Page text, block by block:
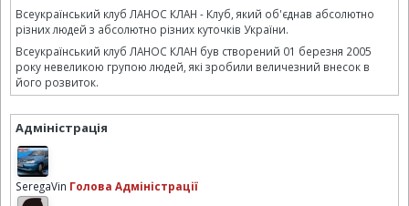
Всеукраїнський клуб ЛАНОС КЛАН - Клуб, який об'єднав абсолютно
різних людей з абсолютно різних куточків України.
Всеукраїнський клуб ЛАНОС КЛАН був створений 01 березня 2005
року невеликою групою людей, які зробили величезний внесок в
його розвиток.
Адміністрація
SeregaVin Голова Адміністрації